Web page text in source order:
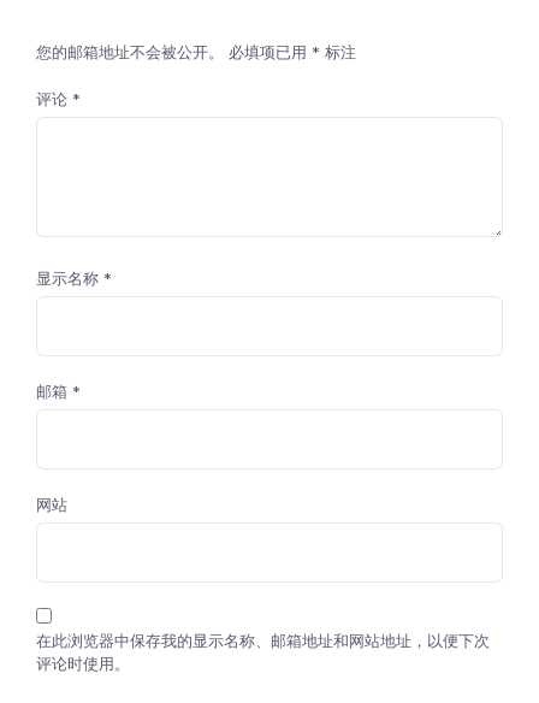
您的邮箱地址不会被公开。 必填项已用 * 标注
评论 *
显示名称 *
邮箱 *
网站
在此浏览器中保存我的显示名称、邮箱地址和网站地址，以便下次
评论时使用。